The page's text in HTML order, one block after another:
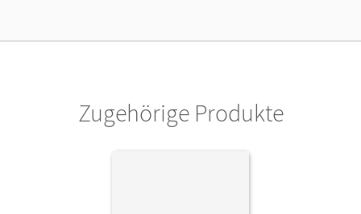
einer Laufzeit von einem Jahr
Zugehörige Produkte